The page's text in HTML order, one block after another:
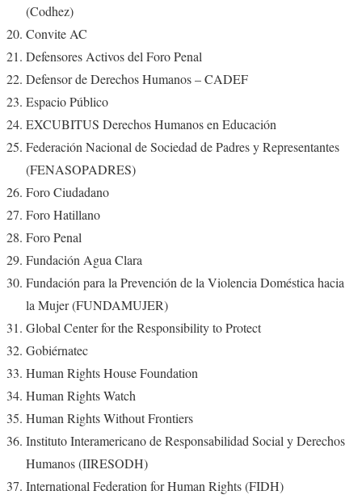
(Codhez)
Convite AC
Defensores Activos del Foro Penal
Defensor de Derechos Humanos – CADEF
Espacio Público
EXCUBITUS Derechos Humanos en Educación
Federación Nacional de Sociedad de Padres y Representantes
(FENASOPADRES)
Foro Ciudadano
Foro Hatillano
Foro Penal
Fundación Agua Clara
Fundación para la Prevención de la Violencia Doméstica hacia
la Mujer (FUNDAMUJER)
Global Center for the Responsibility to Protect
Gobiérnatec
Human Rights House Foundation
Human Rights Watch
Human Rights Without Frontiers
Instituto Interamericano de Responsabilidad Social y Derechos
Humanos (IIRESODH)
International Federation for Human Rights (FIDH)